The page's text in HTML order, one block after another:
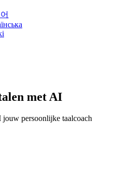
met AI
persoonlijke taalcoach